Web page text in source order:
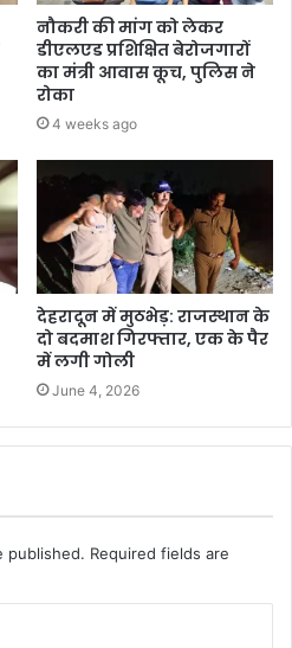
नौकरी की मांग को लेकर
डीएलएड प्रशिक्षित बेरोजगारों
का मंत्री आवास कूच, पुलिस ने
रोका
4 weeks ago
देहरादून में मुठभेड़: राजस्थान के
दो बदमाश गिरफ्तार, एक के पैर
में लगी गोली
June 4, 2026
published. Required fields are